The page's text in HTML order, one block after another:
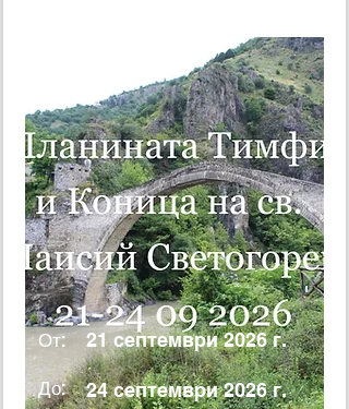
От:
До:
24 септември 2026 г.
21 септември 2026 г.